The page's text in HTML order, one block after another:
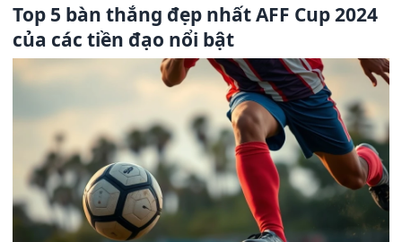
Top 5 bàn thắng đẹp nhất AFF Cup 2024
của các tiền đạo nổi bật